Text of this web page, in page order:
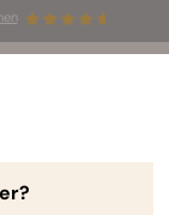
für die